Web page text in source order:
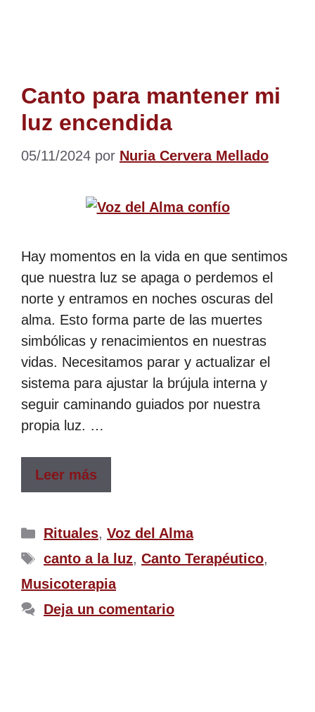
Canto para mantener mi
luz encendida
05/11/2024 por Nuria Cervera Mellado
Hay momentos en la vida en que sentimos
que nuestra luz se apaga o perdemos el
norte y entramos en noches oscuras del
alma. Esto forma parte de las muertes
simbólicas y renacimientos en nuestras
vidas. Necesitamos parar y actualizar el
sistema para ajustar la brújula interna y
seguir caminando guiados por nuestra
propia luz. …
Leer más
Rituales, Voz del Alma
canto a la luz, Canto Terapéutico,
Musicoterapia
Deja un comentario